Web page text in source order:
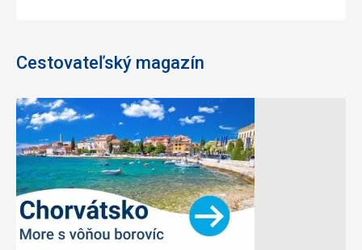
Cestovateľský magazín